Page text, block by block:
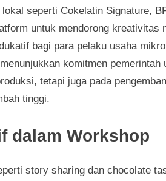
seperti Cokelatin Signature,
untuk mendorong kreativitas
bagi para pelaku usaha
komitmen pemerintah
tetapi juga pada
tinggi.
dalam Workshop
story sharing dan chocolate